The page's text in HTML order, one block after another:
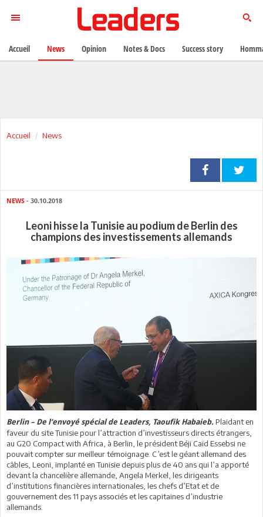
Accueil News
NEWS - 30.10.2018
Leoni hisse la Tunisie au podium de Berlin des
champions des investissements allemands
Berlin – De l’envoyé spécial de Leaders, Taoufik Habaieb. Plaidant en
faveur du site Tunisie pour l’attraction d’investisseurs directs étrangers,
au G20 Compact with Africa, à Berlin, le président Béji Caïd Essebsi ne
pouvait compter sur meilleur témoignage. C’est le géant allemand des
câbles, Leoni, implanté en Tunisie depuis plus de 40 ans qui l’a apporté
devant la chancelière allemande, Angela Merkel, les dirigeants
d’institutions financières internationales, les chefs d’Etat et de
gouvernement des 11 pays associés et les capitaines d’industrie
allemands.
Accueil News Opinion Notes & Docs Success story